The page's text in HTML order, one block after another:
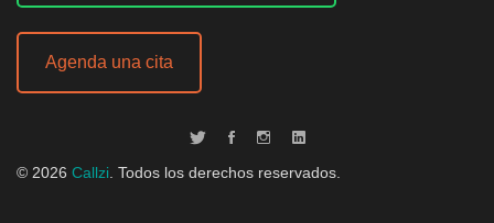
Agenda una cita
© 2026 Callzi . Todos los derechos reservados.